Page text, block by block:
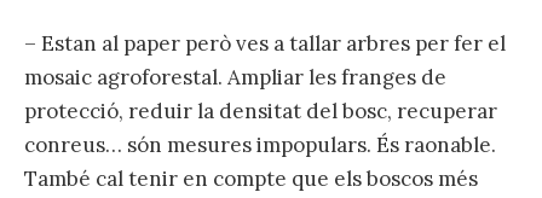
– Estan al paper però ves a tallar arbres per fer el
mosaic agroforestal. Ampliar les franges de
protecció, reduir la densitat del bosc, recuperar
conreus… són mesures impopulars. És raonable.
També cal tenir en compte que els boscos més